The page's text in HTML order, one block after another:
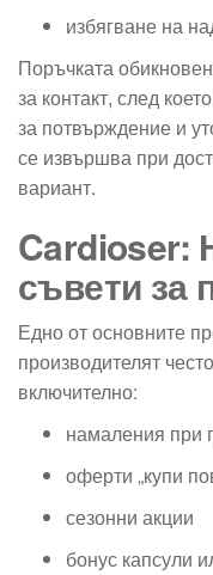
избягване на
Поръчката
за контакт, след
за потвърждение и
се извършва при
вариант.
Cardioser:
съвети за
Едно от основните
производителят
включително:
намаления при
оферти „купи
сезонни акции
бонус капсули